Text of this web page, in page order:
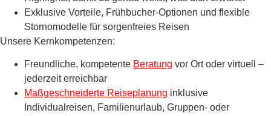
Exklusive Vorteile, Frühbucher-Optionen und flexible
Stornomodelle für sorgenfreies Reisen
Unsere Kernkompetenzen:
Freundliche, kompetente Beratung vor Ort oder virtuell –
jederzeit erreichbar
Maßgeschneiderte Reiseplanung inklusive
Individualreisen, Familienurlaub, Gruppen- oder